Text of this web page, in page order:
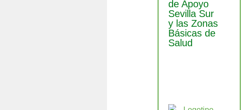
de Apoyo
Sevilla Sur
y las Zonas
Básicas de
Salud